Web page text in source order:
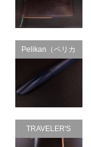
Pelikan（ペリカ
ン）
TRAVELER'S